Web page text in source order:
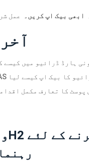
ابھی بیک اپ کریں۔ عمل
پوسٹ کا تعارف مکمل
رہنما 100 ٪ کام